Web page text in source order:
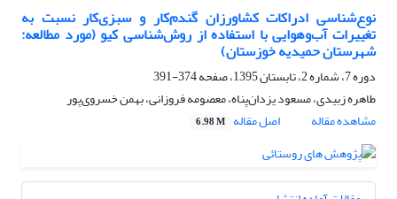
نوع‌شناسی ادراکات کشاورزان گندم‌کار و سبزی‌کار نسبت به
تغییرات آب‌وهوایی با استفاده از روش‌شناسی کیو (مورد مطالعه:
شهرستان حمیدیه خوزستان)
دوره 7، شماره 2، تابستان 1395، صفحه
374-391
طاهره زبیدی، مسعود یزدان‌پناه، معصومه فروزانی، بهمن خسروی­‌پور
مشاهده مقاله
اصل مقاله 6.98 M